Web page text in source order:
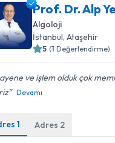
Prof. Dr. Alp
Algoloji
İstanbul ,Ataşehir
5 (1 Değerlendirme)
ve işlem olduk çok
Devamı
1 Adres 2